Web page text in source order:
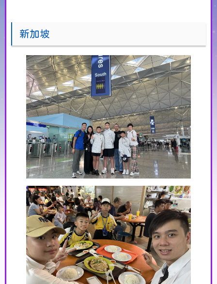
新加坡